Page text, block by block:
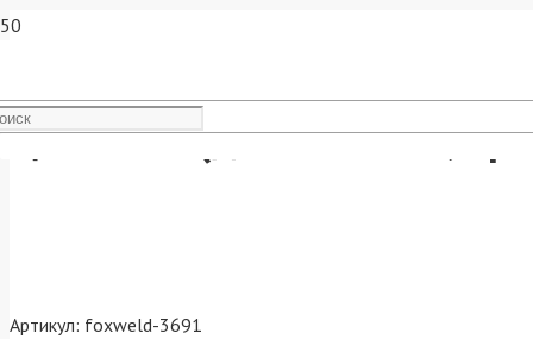
Цанга М6 (для SW2500,
Артикул: foxweld-3691